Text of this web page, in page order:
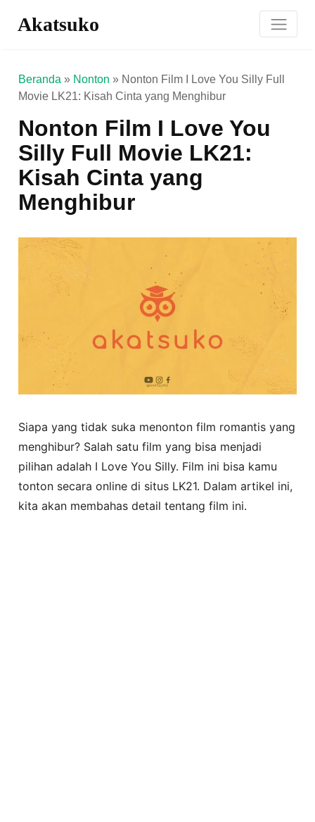
Akatsuko
Beranda » Nonton » Nonton Film I Love You Silly Full
Movie LK21: Kisah Cinta yang Menghibur
Nonton Film I Love You
Silly Full Movie LK21:
Kisah Cinta yang
Menghibur
Siapa yang tidak suka menonton film romantis yang
menghibur? Salah satu film yang bisa menjadi
pilihan adalah I Love You Silly. Film ini bisa kamu
tonton secara online di situs LK21. Dalam artikel ini,
kita akan membahas detail tentang film ini.